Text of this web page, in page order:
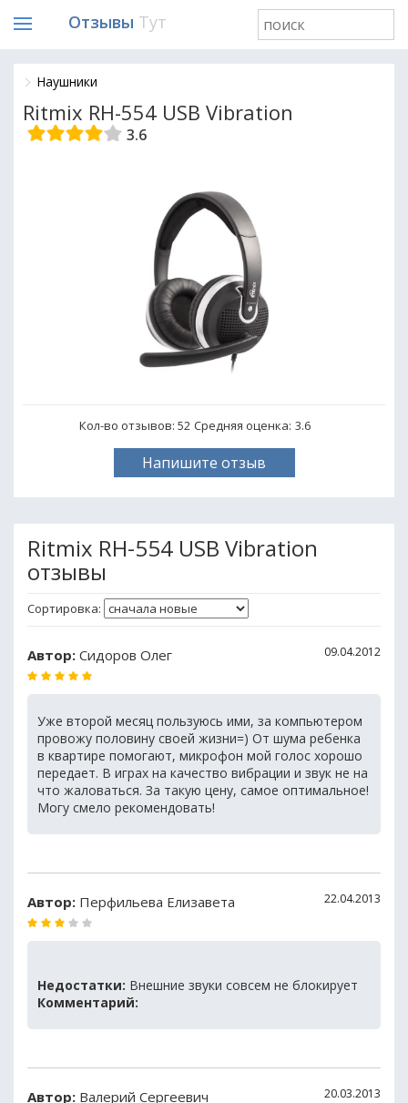
Отзывы Тут
Наушники
Ritmix RH-554 USB Vibration
3.6
Кол-во отзывов: 52 Средняя оценка: 3.6
Напишите отзыв
Ritmix RH-554 USB Vibration
отзывы
Сортировка:
Автор: Сидоров Олег 09.04.2012
Уже второй месяц пользуюсь ими, за компьютером
провожу половину своей жизни=) От шума ребенка
в квартире помогают, микрофон мой голос хорошо
передает. В играх на качество вибрации и звук не на
что жаловаться. За такую цену, самое оптимальное!
Могу смело рекомендовать!
Автор: Перфильева Елизавета 22.04.2013
Недостатки: Внешние звуки совсем не блокирует
Комментарий:
Автор: Валерий Сергеевич 20.03.2013